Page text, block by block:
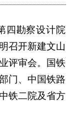
四勘察设计院
召开新建文山
评审会。国铁
门、中国铁路
铁二院及省方